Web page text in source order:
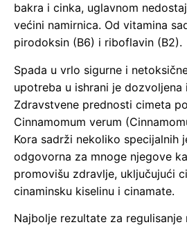
bakra i cinka, uglavnom
većini namirnica. Od vitamina
pirodoksin (B6) i riboflavin (B2).
Spada u vrlo sigurne i
upotreba u ishrani je dozvoljena
Zdravstvene prednosti cimeta
Cinnamomum verum
Kora sadrži nekoliko specijalnih
odgovorna za mnoge njegove
promovišu zdravlje, uključujući
cinaminsku kiselinu i cinamate.
Najbolje rezultate za regulisanje